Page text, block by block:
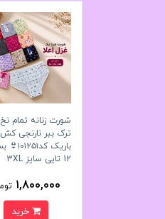
شورت زنانه تمام
ترک ببر نارنجی کش
باریک
12 تایی سایز 3XL
1,800,000
خرید